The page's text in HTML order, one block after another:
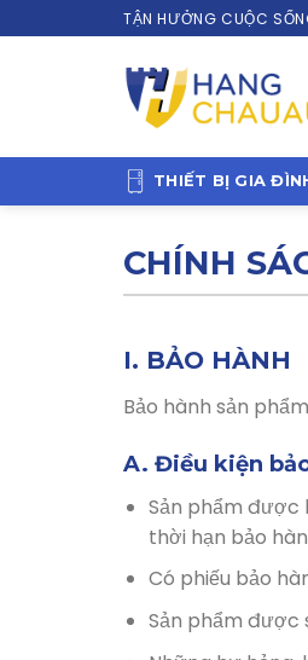
to
TẬN HƯỞNG CUỘC
THIẾT BỊ GIA
CHÍNH
I. BẢO HÀNH
Bảo hành sản
A. Điều kiện
Sản phẩm được
thời hạn bảo
Có phiếu bảo
Sản phẩm được